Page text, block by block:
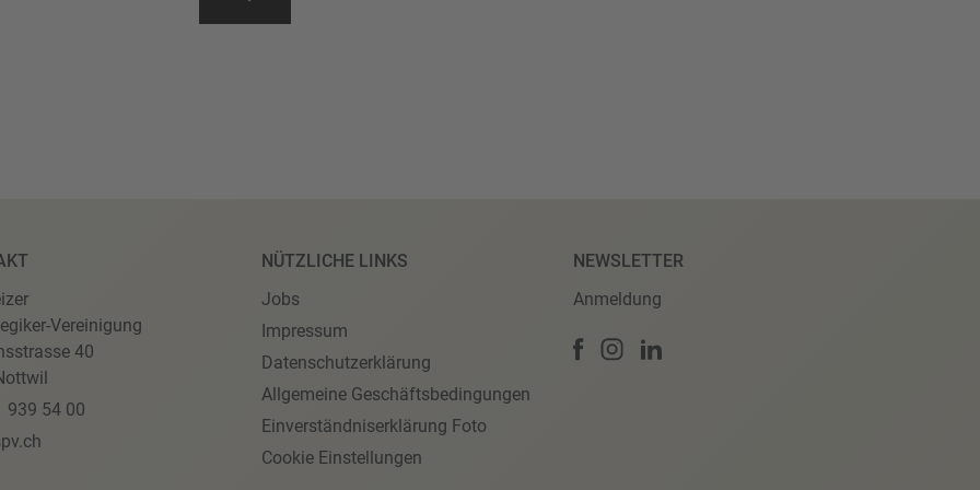
Vereinigung
40
939 54 00
NÜTZLICHE LINKS
Jobs
Impressum
Datenschutzerklärung
Allgemeine Geschäftsbedingungen
Einverständniserklärung Foto
Cookie Einstellungen
NEWSLETTER
Anmeldung